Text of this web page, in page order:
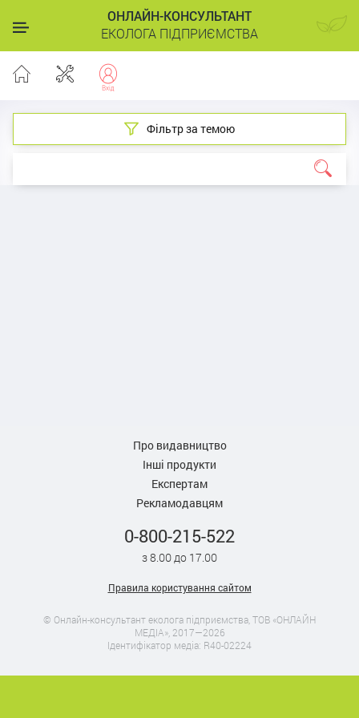
ОНЛАЙН-КОНСУЛЬТАНТ
ЕКОЛОГА ПІДПРИЄМСТВА
Фільтр за темою
Про видавництво
Інші продукти
Експертам
Рекламодавцям
0-800-215-522
з 8.00 до 17.00
Правила користування сайтом
© Онлайн-консультант еколога підприємства, ТОВ «ОНЛАЙН
МЕДІА», 2017—2026
Ідентифікатор медіа: R40-02224